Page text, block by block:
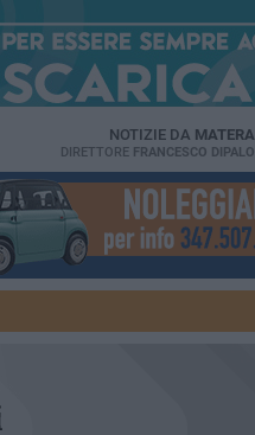
NOTIZIE DA MATERA
DIRETTORE FRANCESCO DIPALO